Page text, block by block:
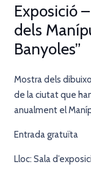
Exposició
dels
Banyoles”
Mostra dels
de la ciutat que
anualment el
Entrada gratuïta
Lloc: Sala